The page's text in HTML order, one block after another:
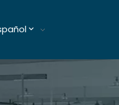
Blogs